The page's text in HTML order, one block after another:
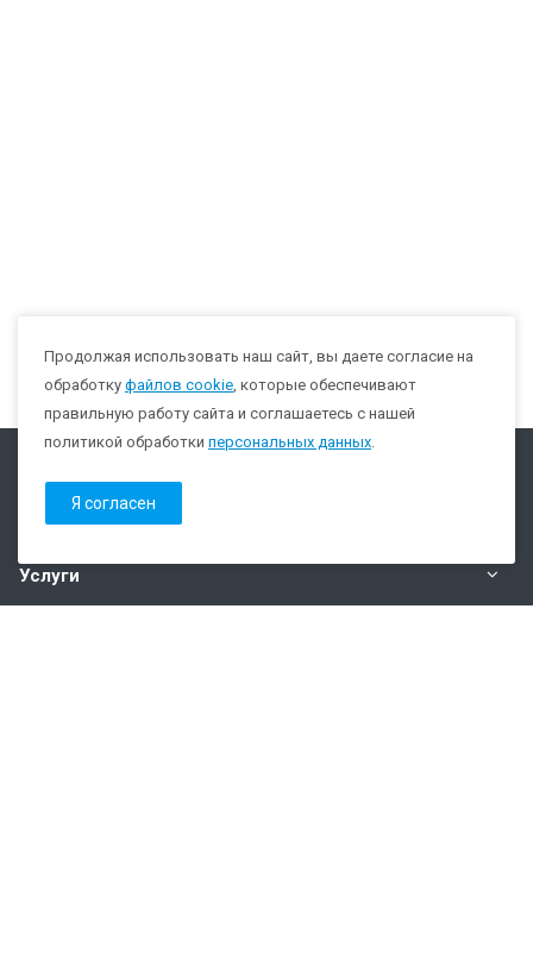
Каталог
Услуги
Продолжая использовать наш сайт, вы даете согласие на
обработку файлов cookie, которые обеспечивают
правильную работу сайта и соглашаетесь с нашей
политикой обработки персональных данных.
Я согласен